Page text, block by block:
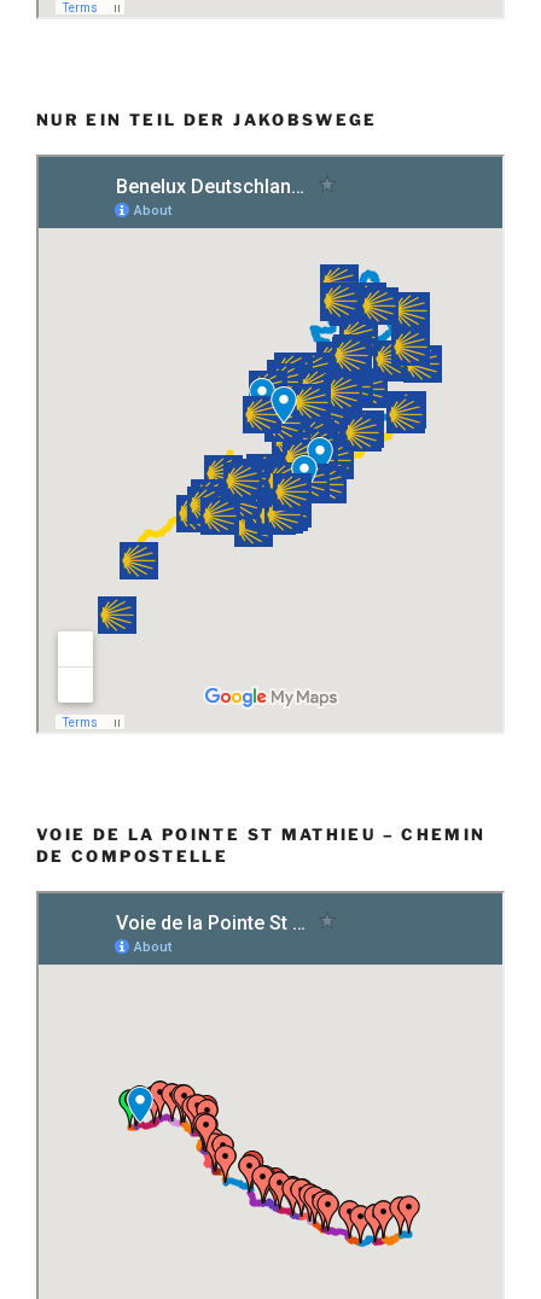
NUR EIN TEIL DER JAKOBSWEGE
VOIE DE LA POINTE ST MATHIEU – CHEMIN
DE COMPOSTELLE